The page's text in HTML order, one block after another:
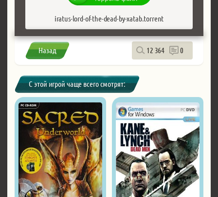
iratus-lord-of-the-dead-by-xatab.torrent
Назад 12 364 0
С этой игрой чаще всего смотрят: